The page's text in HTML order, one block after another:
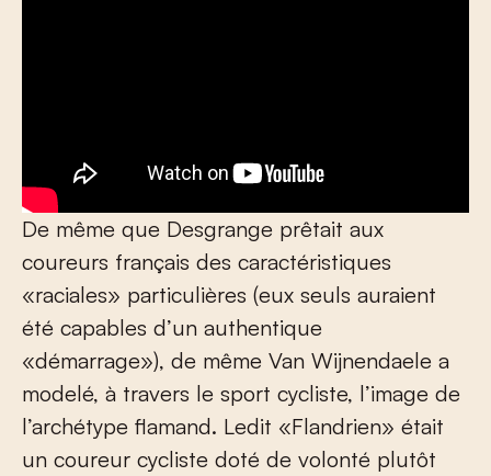
De même que Desgrange prêtait aux
coureurs français des caractéristiques
«raciales» particulières (eux seuls auraient
été capables d’un authentique
«démarrage»), de même Van Wijnendaele a
modelé, à travers le sport cycliste, l’image de
l’archétype flamand. Ledit «Flandrien» était
un coureur cycliste doté de volonté plutôt